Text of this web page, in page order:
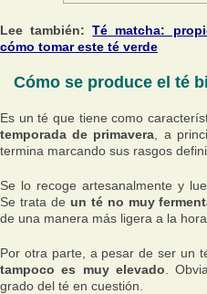
Lee también:Té matcha:
cómo tomar este té verde
Cómo se produce el té
Es un té que tiene como
temporada de primavera , a
termina marcando sus rasgos
Se lo recoge artesanalmente y
Se trata de un té no muy
de una manera más ligera a la
Por otra parte, a pesar de ser un
tampoco es muy elevado .
grado del té en cuestión.